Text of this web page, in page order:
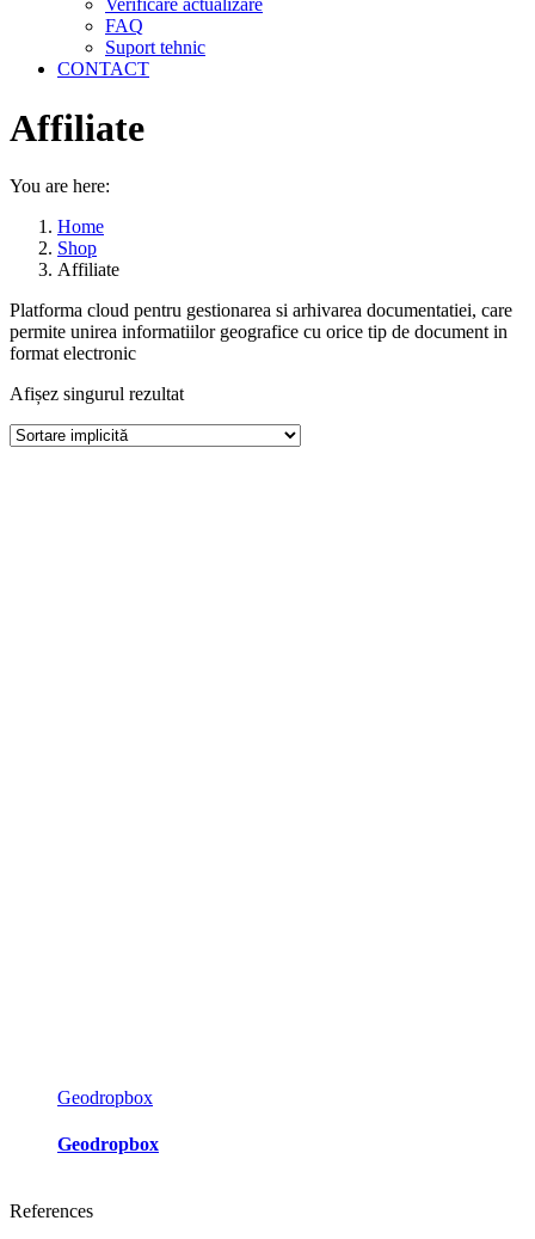
Verificare actualizare
FAQ
Suport tehnic
CONTACT
Affiliate
You are here:
Home
Shop
Affiliate
Platforma cloud pentru gestionarea si arhivarea documentatiei, care
permite unirea informatiilor geografice cu orice tip de document in
format electronic
Afișez singurul rezultat
Geodropbox
Geodropbox
References